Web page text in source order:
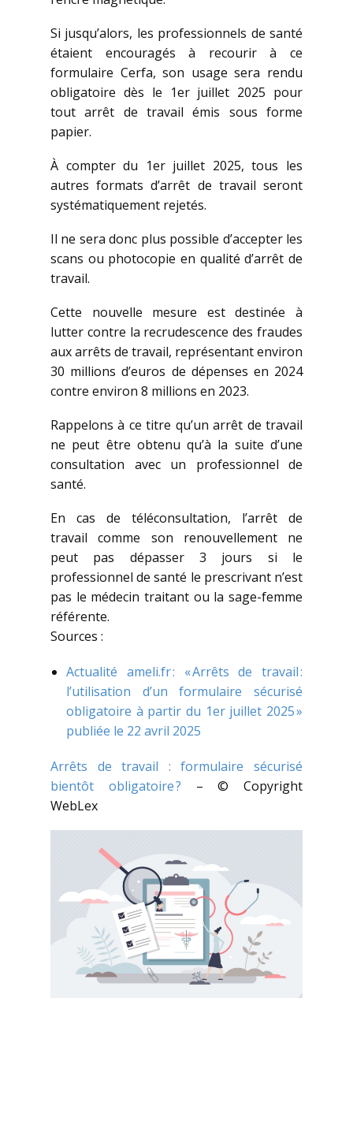
Si jusqu’alors, les professionnels de santé
étaient encouragés à recourir à ce
formulaire Cerfa, son usage sera rendu
obligatoire dès le 1er juillet 2025 pour
tout arrêt de travail émis sous forme
papier.
À compter du 1er juillet 2025, tous les
autres formats d’arrêt de travail seront
systématiquement rejetés.
Il ne sera donc plus possible d’accepter les
scans ou photocopie en qualité d’arrêt de
travail.
Cette nouvelle mesure est destinée à
lutter contre la recrudescence des fraudes
aux arrêts de travail, représentant environ
30 millions d’euros de dépenses en 2024
contre environ 8 millions en 2023.
Rappelons à ce titre qu’un arrêt de travail
ne peut être obtenu qu’à la suite d’une
consultation avec un professionnel de
santé.
En cas de téléconsultation, l’arrêt de
travail comme son renouvellement ne
peut pas dépasser 3 jours si le
professionnel de santé le prescrivant n’est
pas le médecin traitant ou la sage-femme
référente.
Sources :
Actualité ameli.fr : « Arrêts de travail :
l’utilisation d’un formulaire sécurisé
obligatoire à partir du 1er juillet 2025 »
publiée le 22 avril 2025
Arrêts de travail : formulaire sécurisé
bientôt obligatoire ? – © Copyright
WebLex